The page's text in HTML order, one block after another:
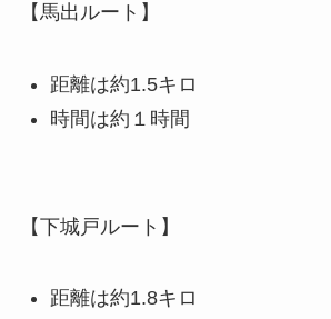
【馬出ルート】
距離は約1.5キロ
時間は約１時間
【下城戸ルート】
距離は約1.8キロ